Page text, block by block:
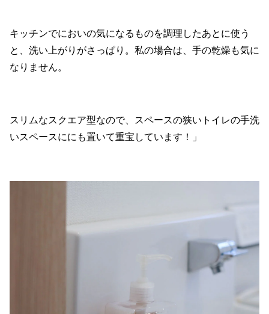
キッチンでにおいの気になるものを調理したあとに使う
と、洗い上がりがさっぱり。私の場合は、手の乾燥も気に
なりません。
スリムなスクエア型なので、スペースの狭いトイレの手洗
いスペースににも置いて重宝しています！」